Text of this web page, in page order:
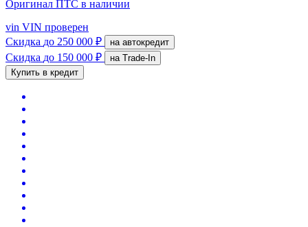
Оригинал ПТС в наличии
vin VIN проверен
Скидка до 250 000 ₽ на автокредит
Скидка до 150 000 ₽
на Trade-In
Купить в кредит